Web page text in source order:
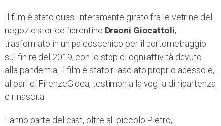
Il film è stato quasi interamente girato fra le vetrine del
negozio storico fiorentino Dreoni Giocattoli,
trasformato in un palcoscenico per il cortometraggio
sul finire del 2019; con lo stop di ogni attività dovuto
alla pandemia, il film è stato rilasciato proprio adesso e,
al pari di FirenzeGioca, testimonia la voglia di ripartenza
e rinascita.
Fanno parte del cast, oltre al piccolo Pietro,